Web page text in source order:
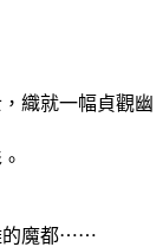
織就一幅貞觀幽
的魔都⋯⋯